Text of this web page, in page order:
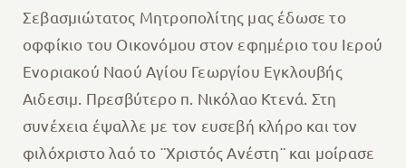
Σεβασμιώτατος Μητροπολίτης μας έδωσε το
οφφίκιο του Οικονόμου στον εφημέριο του Ιερού
Ενοριακού Ναού Αγίου Γεωργίου Εγκλουβής
Αιδεσιμ. Πρεσβύτερο π. Νικόλαο Κτενά. Στη
συνέχεια έψαλλε με τον ευσεβή κλήρο και τον
φιλόχριστο λαό το ¨Χριστός Ανέστη¨ και μοίρασε